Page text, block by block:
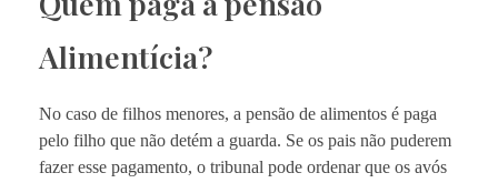
Alimentícia?
No caso de filhos menores, a pensão de alimentos é paga
pelo filho que não detém a guarda. Se os pais não puderem
fazer esse pagamento, o tribunal pode ordenar que os avós